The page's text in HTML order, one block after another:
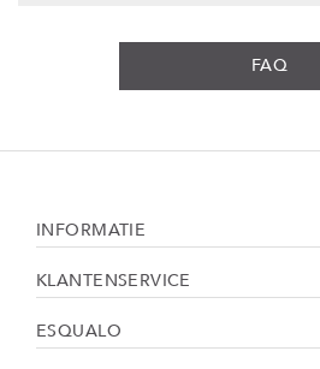
FAQ
INFORMATIE
KLANTENSERVICE
ESQUALO